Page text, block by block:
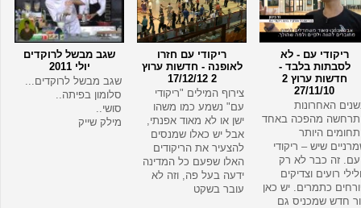
ריקודי עם - לא
לסבתות בלבד -
חדשות ערוץ 2
27/11/10
האחרונות
מהפכה באחד
היותר
שיש – ריקודי
זה כבר לא רק
רועים וצדיקים
כתמרים. יש כאן
חדש שמכניס גם
ריקודי עם חזרו
לאופנה - חדשות ערוץ
2 17/12/12
צירוף המילים "ריקודי
עם" נשמע כמו משהו
ישן או לא מאוד אפנתי,
אבל יש כאלו שמנסים
להצעיר את הריקודים
האלו שפעם כל המדינה
ידעה בעל פה, וזה לא
עובר בשקט
שגב מבשל לרוקדים
יולי 2011
שגב מבשל לרוקדים...
סלומון בפיתה..
סושי..
מילק שייק